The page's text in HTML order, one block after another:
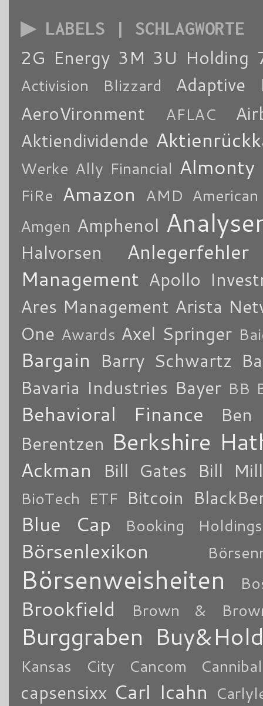
▶ LABELS | SCHLAGWORTE
2G Energy 3M 3U Holding
Activision Blizzard
Adaptive
AeroVironment
AFLAC
Aktiendividende
Werke Ally Financial Almonty
FiRe Amazon AMD
Amgen Amphenol
Halvorsen
Anlegerfehler
Management Apollo
Ares Management Arista
One Awards Axel Springer
Bargain Barry Schwartz
Bavaria Industries Bayer BB
Behavioral Finance
Berentzen Berkshire
Ackman Bill Gates Bill
BioTech ETF Bitcoin
Blue Cap Booking Holdings
Börsenlexikon
Börsenweisheiten
Brookfield Brown &
Burggraben
Kansas City Cancom Cannibal
capsensixx Carl Icahn